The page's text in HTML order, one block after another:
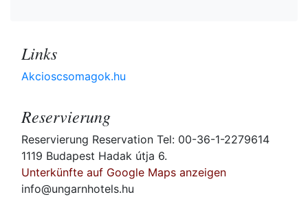
Links
Akcioscsomagok.hu
Reservierung
Reservierung Reservation Tel: 00-36-1-2279614
1119 Budapest Hadak útja 6.
Unterkünfte auf Google Maps anzeigen
info@ungarnhotels.hu